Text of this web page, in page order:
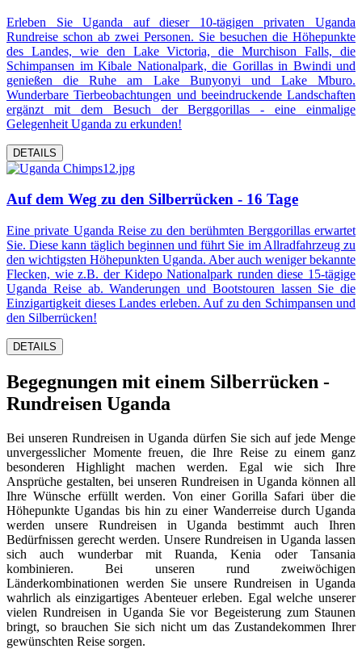
Erleben Sie Uganda auf dieser 10-tägigen privaten Uganda
Rundreise schon ab zwei Personen. Sie besuchen die Höhepunkte
des Landes, wie den Lake Victoria, die Murchison Falls, die
Schimpansen im Kibale Nationalpark, die Gorillas in Bwindi und
genießen die Ruhe am Lake Bunyonyi und Lake Mburo.
Wunderbare Tierbeobachtungen und beeindruckende Landschaften
ergänzt mit dem Besuch der Berggorillas - eine einmalige
Gelegenheit Uganda zu erkunden!
DETAILS
Auf dem Weg zu den Silberrücken - 16 Tage
Eine private Uganda Reise zu den berühmten Berggorillas erwartet
Sie. Diese kann täglich beginnen und führt Sie im Allradfahrzeug zu
den wichtigsten Höhepunkten Uganda. Aber auch weniger bekannte
Flecken, wie z.B. der Kidepo Nationalpark runden diese 15-tägige
Uganda Reise ab. Wanderungen und Bootstouren lassen Sie die
Einzigartigkeit dieses Landes erleben. Auf zu den Schimpansen und
den Silberrücken!
DETAILS
Begegnungen mit einem Silberrücken -
Rundreisen Uganda
Bei unseren Rundreisen in Uganda dürfen Sie sich auf jede Menge
unvergesslicher Momente freuen, die Ihre Reise zu einem ganz
besonderen Highlight machen werden. Egal wie sich Ihre
Ansprüche gestalten, bei unseren Rundreisen in Uganda können all
Ihre Wünsche erfüllt werden. Von einer Gorilla Safari über die
Höhepunkte Ugandas bis hin zu einer Wanderreise durch Uganda
werden unsere Rundreisen in Uganda bestimmt auch Ihren
Bedürfnissen gerecht werden. Unsere Rundreisen in Uganda lassen
sich auch wunderbar mit Ruanda, Kenia oder Tansania
kombinieren. Bei unseren rund zweiwöchigen
Länderkombinationen werden Sie unsere Rundreisen in Uganda
wahrlich als einzigartiges Abenteuer erleben. Egal welche unserer
vielen Rundreisen in Uganda Sie vor Begeisterung zum Staunen
bringt, so brauchen Sie sich nicht um das Zustandekommen Ihrer
gewünschten Reise sorgen.